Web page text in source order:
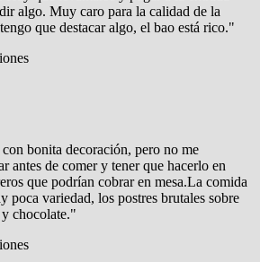
algo. Muy caro para la calidad de la
que destacar algo, el bao está rico."
bonita decoración, pero no me
antes de comer y tener que hacerlo en
que podrían cobrar en mesa.La comida
poca variedad, los postres brutales sobre
chocolate."